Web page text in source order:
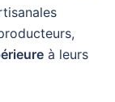
à leurs